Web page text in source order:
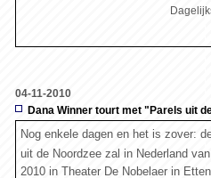
04-11-2010
Dana Winner tourt met "Parels uit
Nog enkele dagen en het is zover:
uit de Noordzee zal in Nederland
2010 in Theater De Nobelaer in